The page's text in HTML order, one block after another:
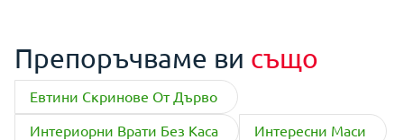
Препоръчваме ви също
Евтини Скринове От Дърво
Интериорни Врати Без Каса
Интересни Маси